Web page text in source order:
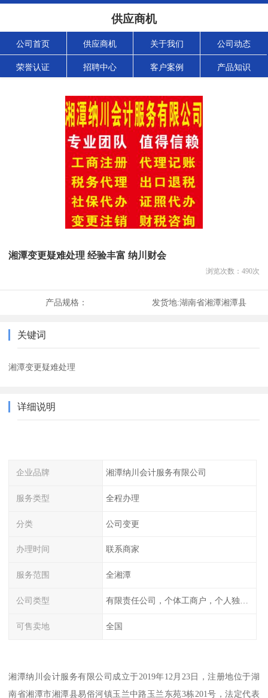
供应商机
公司首页 供应商机 关于我们 公司动态
荣誉认证 招聘中心 客户案例 产品知识
湘潭变更疑难处理 经验丰富 纳川财会
浏览次数： 490次
产品规格： 发货地:湖南省湘潭湘潭县
关键词
湘潭变更疑难处理
详细说明
企业品牌 湘潭纳川会计服务有限公司
服务类型 全程办理
分类 公司变更
办理时间 联系商家
服务范围 全湘潭
公司类型
可售卖地 全国
湘潭纳川会计服务有限公司成立于2019年12月23日，注册地位于湖
南省湘潭市湘潭县易俗河镇玉兰中路玉兰东苑3栋201号，法定代表